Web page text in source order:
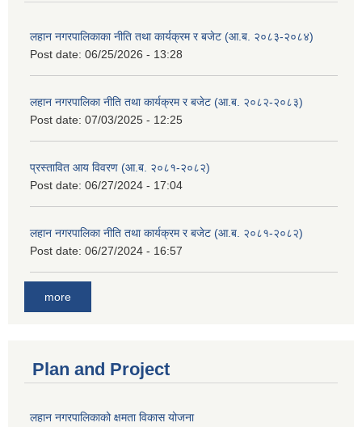
लहान नगरपालिकाका नीति तथा कार्यक्रम र बजेट (आ.ब. २०८३-२०८४)
Post date: 06/25/2026 - 13:28
लहान नगरपालिका नीति तथा कार्यक्रम र बजेट (आ.ब. २०८२-२०८३)
Post date: 07/03/2025 - 12:25
प्रस्तावित आय विवरण (आ.ब. २०८१-२०८२)
Post date: 06/27/2024 - 17:04
लहान नगरपालिका नीति तथा कार्यक्रम र बजेट (आ.ब. २०८१-२०८२)
Post date: 06/27/2024 - 16:57
more
Plan and Project
लहान नगरपालिकाको क्षमता विकास योजना